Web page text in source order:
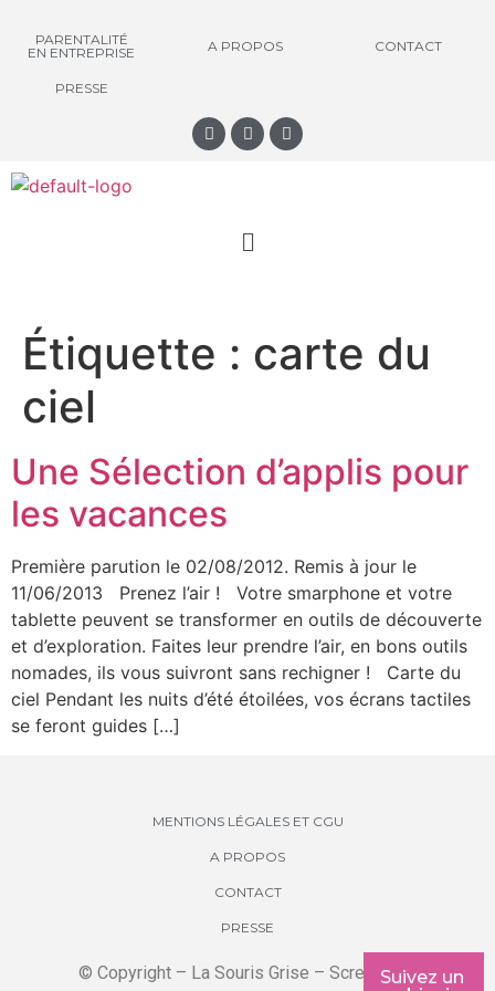
PARENTALITÉ
EN ENTREPRISE
A PROPOS CONTACT
PRESSE
Suivez un
Étiquette : carte du
ciel
Une Sélection d’applis pour
les vacances
Première parution le 02/08/2012. Remis à jour le
11/06/2013 Prenez l’air ! Votre smarphone et votre
tablette peuvent se transformer en outils de découverte
et d’exploration. Faites leur prendre l’air, en bons outils
nomades, ils vous suivront sans rechigner ! Carte du
ciel Pendant les nuits d’été étoilées, vos écrans tactiles
se feront guides […]
MENTIONS LÉGALES ET CGU
A PROPOS
CONTACT
PRESSE
© Copyright – La Souris Grise – Screenkids